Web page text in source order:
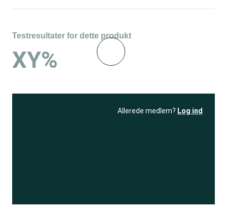
Testresultater for dette produkt
XY%
Allerede medlem? Log ind